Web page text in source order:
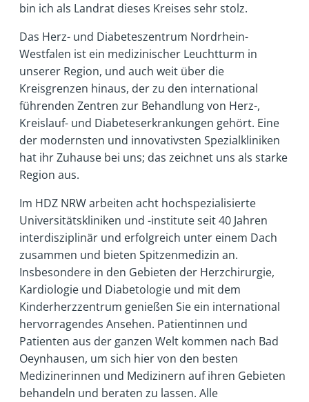
bin ich als Landrat dieses Kreises sehr stolz.
Das Herz- und Diabeteszentrum Nordrhein-
Westfalen ist ein medizinischer Leuchtturm in
unserer Region, und auch weit über die
Kreisgrenzen hinaus, der zu den international
führenden Zentren zur Behandlung von Herz-,
Kreislauf- und Diabeteserkrankungen gehört. Eine
der modernsten und innovativsten Spezialkliniken
hat ihr Zuhause bei uns; das zeichnet uns als starke
Region aus.
Im HDZ NRW arbeiten acht hochspezialisierte
Universitätskliniken und -institute seit 40 Jahren
interdisziplinär und erfolgreich unter einem Dach
zusammen und bieten Spitzenmedizin an.
Insbesondere in den Gebieten der Herzchirurgie,
Kardiologie und Diabetologie und mit dem
Kinderherzzentrum genießen Sie ein international
hervorragendes Ansehen. Patientinnen und
Patienten aus der ganzen Welt kommen nach Bad
Oeynhausen, um sich hier von den besten
Medizinerinnen und Medizinern auf ihren Gebieten
behandeln und beraten zu lassen. Alle